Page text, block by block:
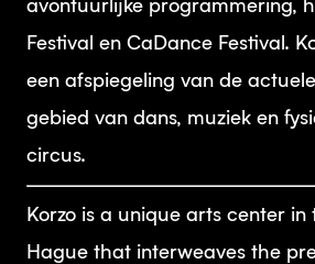
avontuurlijke programmering,
Festival en CaDance Festival.
een afspiegeling van de
gebied van dans, muziek en
circus.
Korzo is a unique arts center
Hague that interweaves the